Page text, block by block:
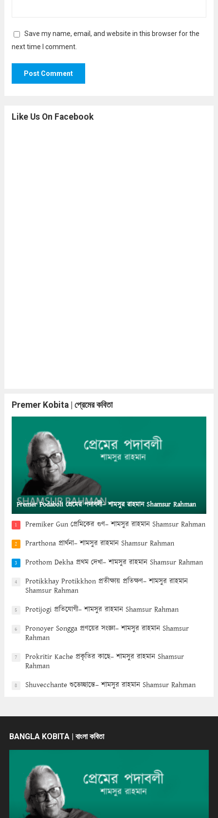
Save my name, email, and website in this browser for the
next time I comment.
Like Us On Facebook
Premer Kobita | প্রেমের কবিতা
Premer Podaboli প্রেমের পদাবলী– শামসুর রাহমান Shamsur Rahman
1 Premiker Gun প্রেমিকের গুণ– শামসুর রাহমান Shamsur Rahman
2 Prarthona প্রার্থনা– শামসুর রাহমান Shamsur Rahman
3 Prothom Dekha প্রথম দেখা– শামসুর রাহমান Shamsur Rahman
4
Protikkhay Protikkhon প্রতীক্ষায় প্রতিক্ষণ– শামসুর রাহমান
Shamsur Rahman
5 Protijogi প্রতিযোগী– শামসুর রাহমান Shamsur Rahman
6
Pronoyer Songga প্রণয়ের সংজ্ঞা– শামসুর রাহমান Shamsur
Rahman
7
Prokritir Kache প্রকৃতির কাছে– শামসুর রাহমান Shamsur
Rahman
8 Shuvecchante শুভেচ্ছান্তে– শামসুর রাহমান Shamsur Rahman
BANGLA KOBITA | বাংলা কবিতা